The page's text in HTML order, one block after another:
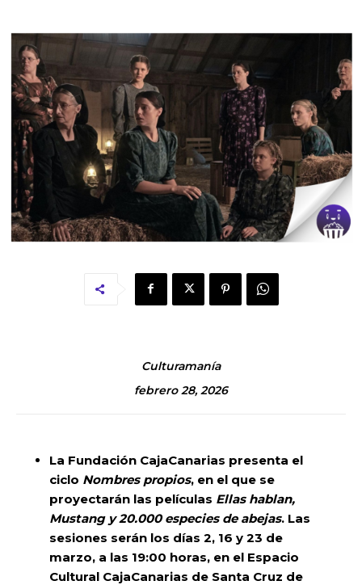
Culturamanía
febrero 28, 2026
La Fundación CajaCanarias presenta el
ciclo Nombres propios, en el que se
proyectarán las películas Ellas hablan,
Mustang y 20.000 especies de abejas. Las
sesiones serán los días 2, 16 y 23 de
marzo, a las 19:00 horas, en el Espacio
Cultural CajaCanarias de Santa Cruz de